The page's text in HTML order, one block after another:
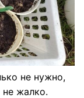
не нужно,
жалко.